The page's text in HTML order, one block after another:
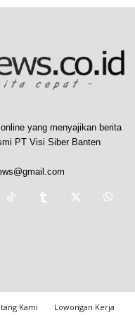
yang menyajikan berita
PT Visi Siber Banten
Kami
Lowongan Kerja